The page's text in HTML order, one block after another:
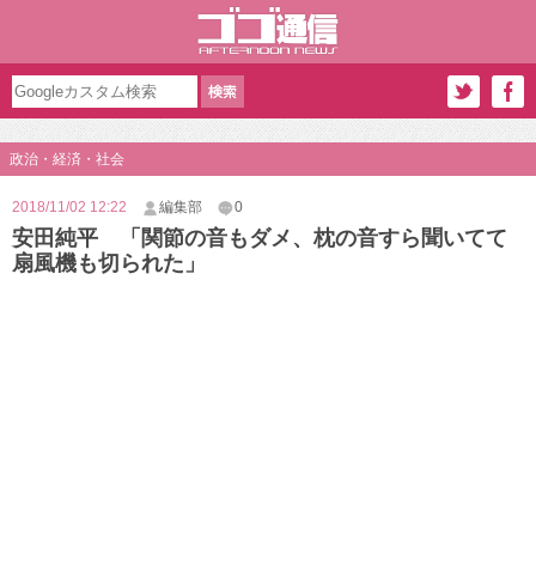
政治・経済・社会
2018/11/02 12:22 編集部 0
安田純平 「関節の音もダメ、枕の音すら聞いてて
扇風機も切られた」